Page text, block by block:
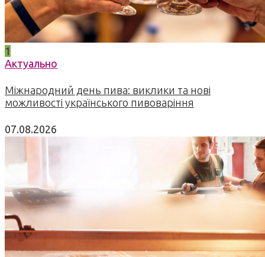
1
Актуально
Міжнародний день пива: виклики та нові
можливості українського пивоваріння
07.08.2026